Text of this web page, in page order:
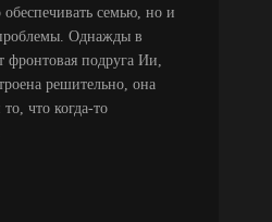
обеспечивать семью, но и
Однажды в
фронтовая подруга Ии,
решительно, она
что когда-то